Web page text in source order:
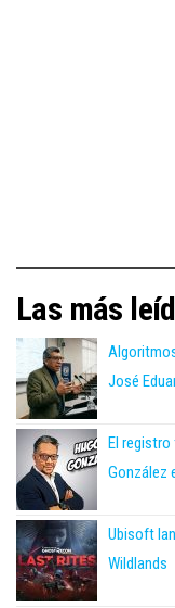
Las más
José
El
González
Ubisoft
Wildlands